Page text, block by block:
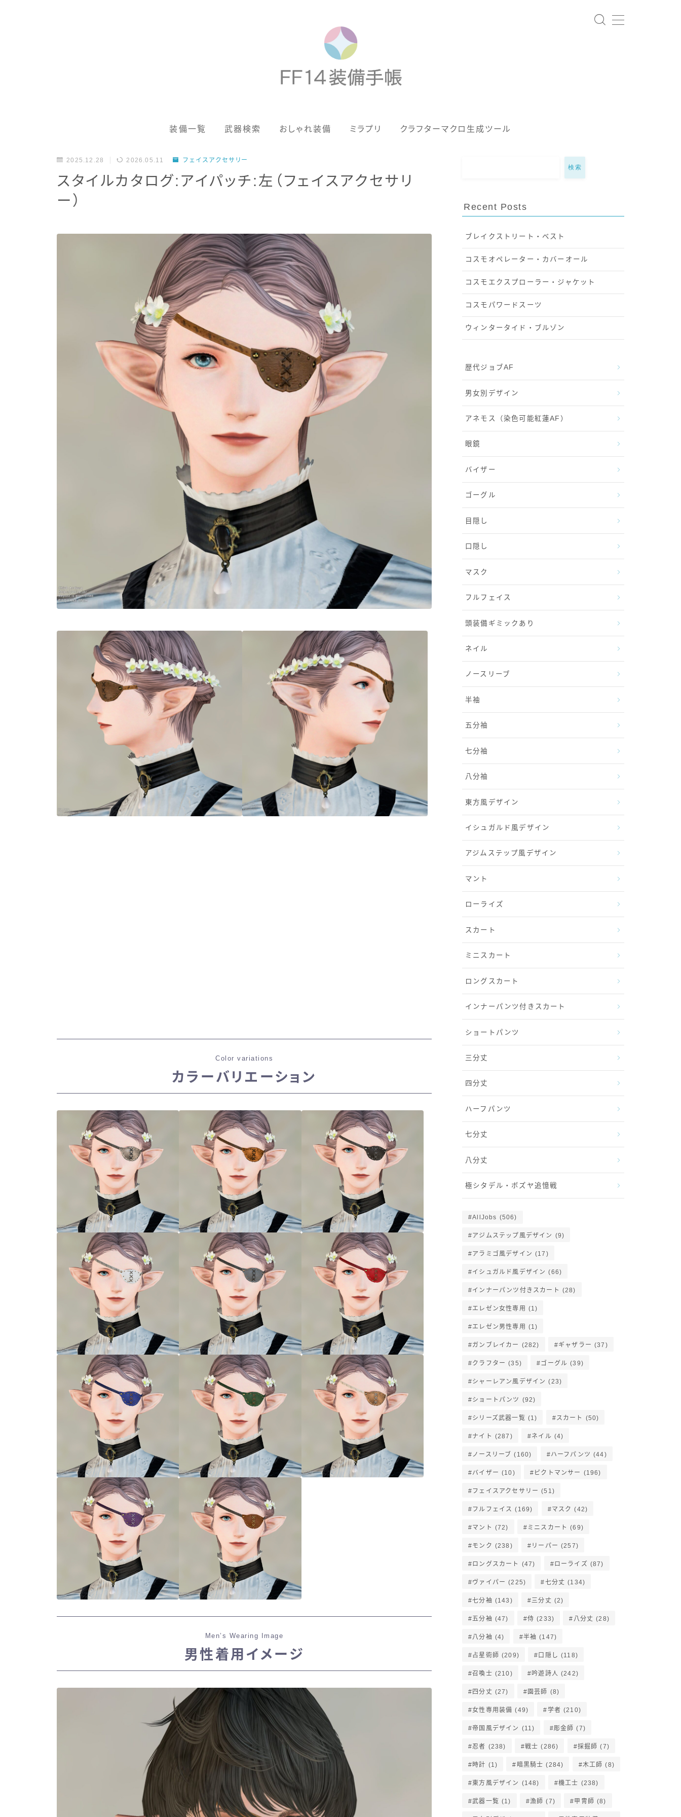
装備一覧 武器検索 おしゃれ装備 ミラプリ クラフターマクロ生成ツール
男女別デザイン
ゴーグル
目隠し
口隠し
フルフェイス
頭装備ギミックあり
ネイル
ノースリーブ
半袖
五分袖
イシュガルド風デザイン
アジムステップ風デザイン
ローライズ
ミニスカート
八分丈
極シタデル・ボズヤ追憶戦
2025.12.28 2026.05.11 フェイスアクセサリー
スタイルカタログ:アイパッチ:左（フェイスアクセサリ
ー）
Color variations
カラーバリエーション
Men’s Wearing Image
男性着用イメージ
検索
Recent Posts
ブレイクストリート・ベスト
コスモオペレーター・カバーオール
コスモエクスプローラー・ジャケット
コスモパワードスーツ
ウィンタータイド・ブルゾン
歴代ジョブAF
男女別デザイン
アネモス（染色可能紅蓮AF）
眼鏡
バイザー
ゴーグル
目隠し
口隠し
マスク
フルフェイス
頭装備ギミックあり
ネイル
ノースリーブ
半袖
五分袖
七分袖
八分袖
東方風デザイン
イシュガルド風デザイン
アジムステップ風デザイン
マント
ローライズ
スカート
ミニスカート
ロングスカート
インナーパンツ付きスカート
ショートパンツ
三分丈
四分丈
ハーフパンツ
七分丈
八分丈
極シタデル・ボズヤ追憶戦
AllJobs (506)
アジムステップ風デザイン (9)
アラミゴ風デザイン (17)
イシュガルド風デザイン (66)
インナーパンツ付きスカート (28)
エレゼン女性専用 (1)
エレゼン男性専用 (1)
ガンブレイカー (282) ギャザラー (37)
クラフター (35) ゴーグル (39)
シャーレアン風デザイン (23)
ショートパンツ (92)
シリーズ武器一覧 (1) スカート (50)
ナイト (287) ネイル (4)
ノースリーブ (160) ハーフパンツ (44)
バイザー (10) ピクトマンサー (196)
フェイスアクセサリー (51)
フルフェイス (169) マスク (42)
マント (72) ミニスカート (69)
モンク (238) リーパー (257)
ロングスカート (47) ローライズ (87)
ヴァイパー (225) 七分丈 (134)
七分袖 (143) 三分丈 (2)
五分袖 (47) 侍 (233) 八分丈 (28)
八分袖 (4) 半袖 (147)
占星術師 (209) 口隠し (118)
召喚士 (210) 吟遊詩人 (242)
四分丈 (27) 園芸師 (8)
女性専用装備 (49) 学者 (210)
帝国風デザイン (11) 彫金師 (7)
忍者 (238) 戦士 (286) 採掘師 (7)
時計 (1) 暗黒騎士 (284) 木工師 (8)
東方風デザイン (148) 機工士 (238)
武器一覧 (1) 漁師 (7) 甲冑師 (8)